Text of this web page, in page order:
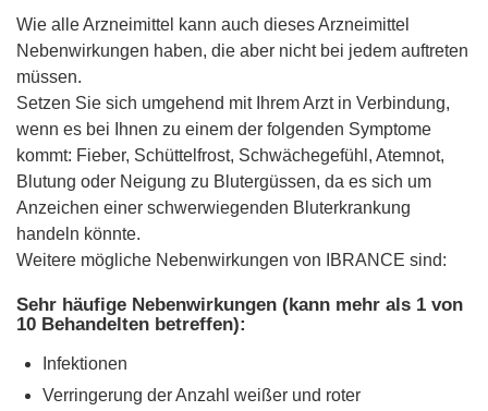
Wie alle Arzneimittel kann auch dieses Arzneimittel
Nebenwirkungen haben, die aber nicht bei jedem auftreten
müssen.
Setzen Sie sich umgehend mit Ihrem Arzt in Verbindung,
wenn es bei Ihnen zu einem der folgenden Symptome
kommt: Fieber, Schüttelfrost, Schwächegefühl, Atemnot,
Blutung oder Neigung zu Blutergüssen, da es sich um
Anzeichen einer schwerwiegenden Bluterkrankung
handeln könnte.
Weitere mögliche Nebenwirkungen von IBRANCE sind:
Sehr häufige Nebenwirkungen (kann mehr als 1 von
10 Behandelten betreffen):
Infektionen
Verringerung der Anzahl weißer und roter